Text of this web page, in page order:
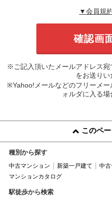
▼会員規
※ご記入頂いたメールアドレス
をお送りい
※Yahoo!メールなどのフリーメ
ォルダに入る場
このペ
種別から探す
中古マンション 新築一戸建て 中
マンションカタログ
駅徒歩から検索